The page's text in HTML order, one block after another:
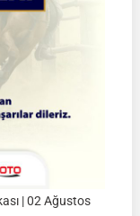
09
2026
İSTANBUL
| 02 Ağustos